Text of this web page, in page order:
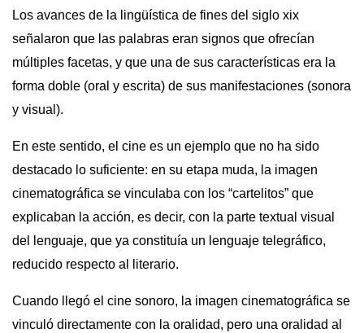
Los avances de la lingüística de fines del siglo xix
señalaron que las palabras eran signos que ofrecían
múltiples facetas, y que una de sus características era la
forma doble (oral y escrita) de sus manifestaciones (sonora
y visual).
En este sentido, el cine es un ejemplo que no ha sido
destacado lo suficiente: en su etapa muda, la imagen
cinematográfica se vinculaba con los “cartelitos” que
explicaban la acción, es decir, con la parte textual visual
del lenguaje, que ya constituía un lenguaje telegráfico,
reducido respecto al literario.
Cuando llegó el cine sonoro, la imagen cinematográfica se
vinculó directamente con la oralidad, pero una oralidad al